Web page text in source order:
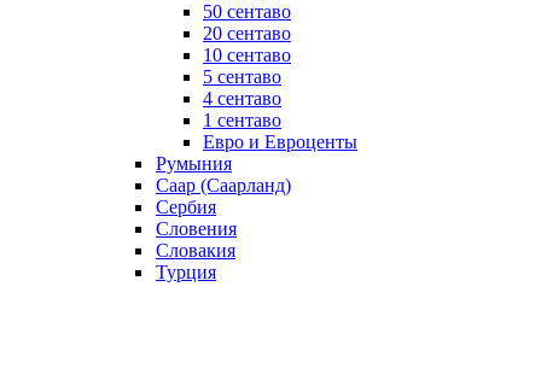
50 сентаво
20 сентаво
10 сентаво
5 сентаво
4 сентаво
1 сентаво
Евро и Евроценты
Румыния
Саар (Саарланд)
Сербия
Словения
Словакия
Турция